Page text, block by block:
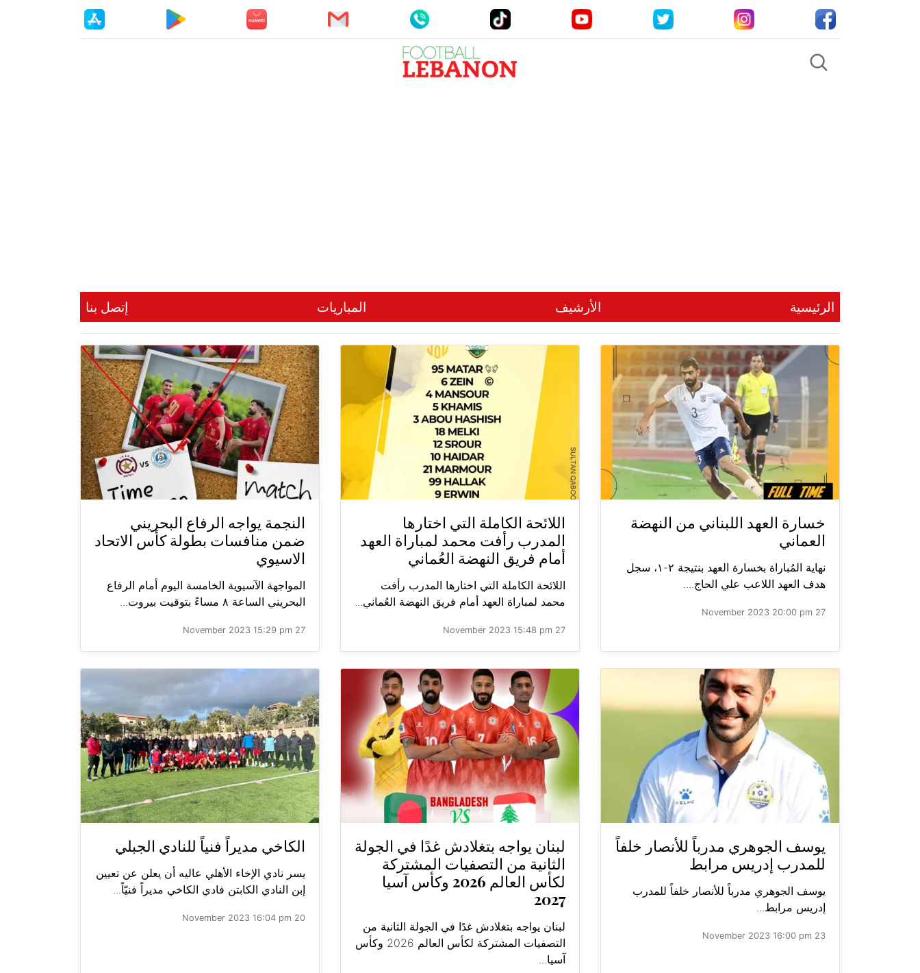
الرئيسية الأرشيف المباريات إتصل بنا
خسارة العهد اللبناني من النهضة
العماني
نهاية المُباراة بخسارة العهد بنتيجة ٢-١، سجل
هدف العهد اللاعب علي الحاج....
27 November 2023 20:00 pm
اللائحة الكاملة التي اختارها
المدرب رأفت محمد لمباراة العهد
أمام فريق النهضة العُماني
اللائحة الكاملة التي اختارها المدرب رأفت
محمد لمباراة العهد أمام فريق النهضة العُماني...
27 November 2023 15:48 pm
النجمة يواجه الرفاع البحريني
ضمن منافسات بطولة كأس الاتحاد
الاسيوي
المواجهة الآسيوية الخامسة اليوم أمام الرفاع
البحريني الساعة ٨ مساءً بتوقيت بيروت...
27 November 2023 15:29 pm
يوسف الجوهري مدرباً للأنصار خلفاً
للمدرب إدريس مرابط
يوسف الجوهري مدرباً للأنصار خلفاً للمدرب
إدريس مرابط...
23 November 2023 16:00 pm
لبنان يواجه بتغلادش غدًا في الجولة
الثانية من التصفيات المشتركة
لكأس العالم 2026 وكأس آسيا
2027
لبنان يواجه بتغلادش غدًا في الجولة الثانية من
التصفيات المشتركة لكأس العالم 2026 وكأس
آسيا...
الكاخي مديراً فنياً للنادي الجبلي
يسر نادي الإخاء الأهلي عاليه أن يعلن عن تعيين
إبن النادي الكابتن فادي الكاخي مديراً فنيّاً...
20 November 2023 16:04 pm